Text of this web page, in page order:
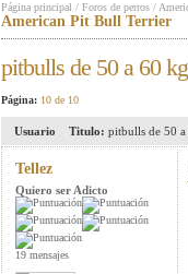
Página principal / Foros de perros /
American Pit Bull Terrier
pitbulls de 50 a 60 kg
Página: 10 de 10
Usuario Titulo: pitbulls de 50
Tellez
Quiero ser Adicto
19 mensajes